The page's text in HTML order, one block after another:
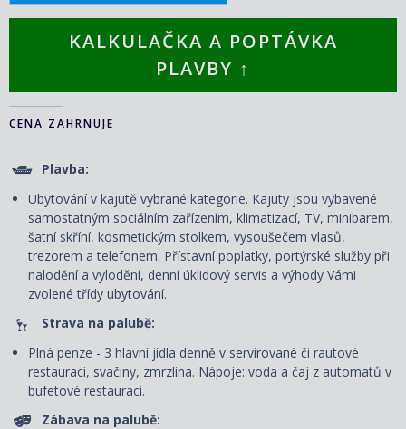
KALKULAČKA A POPTÁVKA
PLAVBY ↑
CENA ZAHRNUJE
Plavba:
Ubytování v kajutě vybrané kategorie. Kajuty jsou vybavené
samostatným sociálním zařízením, klimatizací, TV, minibarem,
šatní skříní, kosmetickým stolkem, vysoušečem vlasů,
trezorem a telefonem. Přístavní poplatky, portýrské služby při
nalodění a vylodění, denní úklidový servis a výhody Vámi
zvolené třídy ubytování.
Strava na palubě:
Plná penze - 3 hlavní jídla denně v servírované či rautové
restauraci, svačiny, zmrzlina. Nápoje: voda a čaj z automatů v
bufetové restauraci.
Zábava na palubě: